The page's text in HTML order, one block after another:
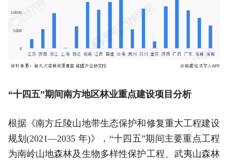
“十四五”期间南方地区林业重点建设项目分析
根据《南方丘陵山地带生态保护和修复重大工程建设
规划(2021—2035 年)》，“十四五”期间主要重点工程
为南岭山地森林及生物多样性保护工程、武夷山森林